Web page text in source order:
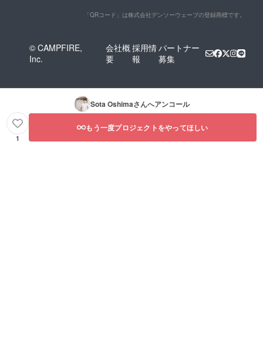
なっていました。チャレン
「よきお兄さん」の草太く
んを応援しないわけにはい
かない！楽しく頑張る草太
くんは、子どもたちのモデ
「QRコード」は株式会社デンソーウェーブの登録商標です。
© CAMPFIRE,
Inc.
会社概
要
採用情
報
パートナー
募集
Sota Oshimaさんへアンコール
1
もう一度プロジェクトをやってほしい